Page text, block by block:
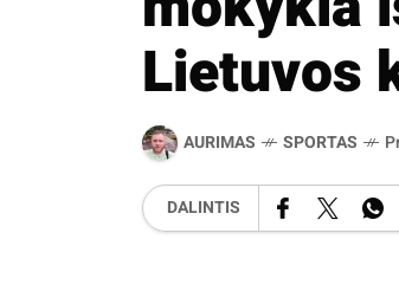
Lietuvos
AURIMAS SPORTAS
DALINTIS